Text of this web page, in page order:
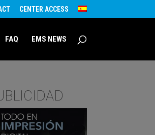
CENTER ACCESS
FAQ EMS NEWS